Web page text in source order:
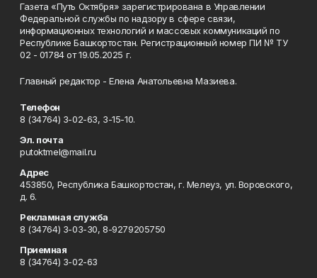
Газета «Путь Октября» зарегистрирована в Управлении
Федеральной службы по надзору в сфере связи,
информационных технологий и массовых коммуникаций по
Республике Башкортостан. Регистрационный номер ПИ № ТУ
02 - 01784 от 19.05.2025 г.
Главный редактор - Елена Анатольевна Мазиева.
Телефон
8 (34764) 3-02-63, 3-15-10.
Эл. почта
putoktmel@mail.ru
Адрес
453850, Республика Башкортостан, г. Мелеуз, ул. Воровского,
д. 6.
Рекламная служба
8 (34764) 3-03-30, 8-9279205750
Приемная
8 (34764) 3-02-63